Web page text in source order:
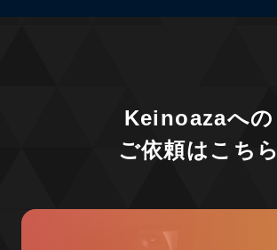
Keinoazaへの
ご依頼はこちら